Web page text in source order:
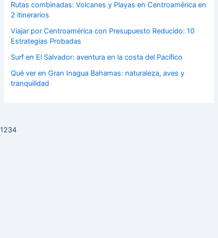
Rutas combinadas: Volcanes y Playas en Centroamérica en
2 itinerarios
Viajar por Centroamérica con Presupuesto Reducido: 10
Estrategias Probadas
Surf en El Salvador: aventura en la costa del Pacífico
Qué ver en Gran Inagua Bahamas: naturaleza, aves y
tranquilidad
1234